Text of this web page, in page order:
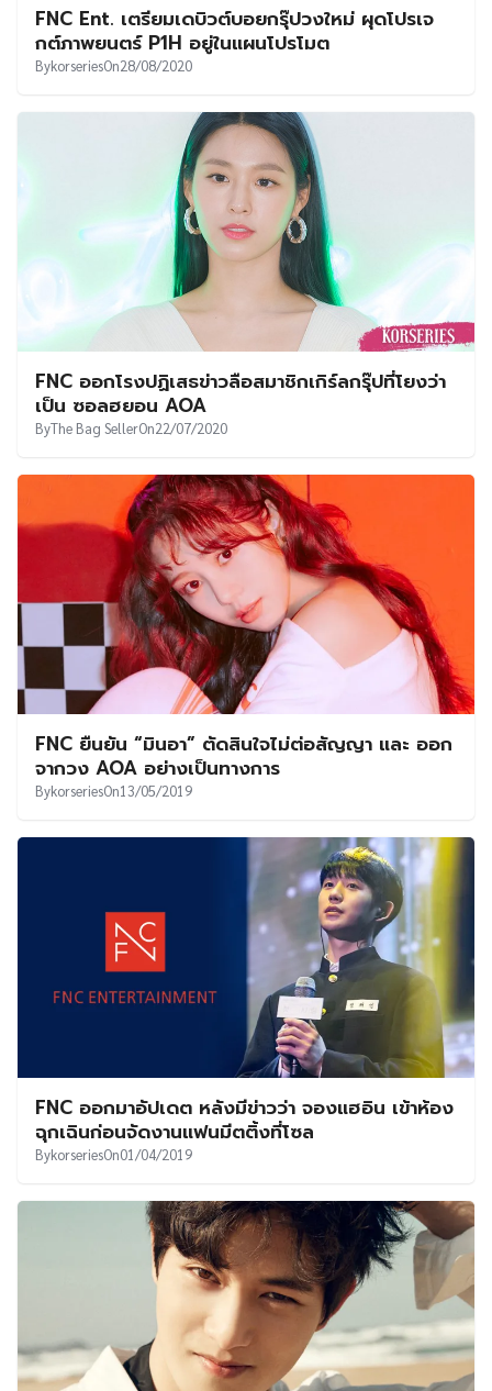
FNC Ent. เตรียมเดบิวต์บอยกรุ๊ปวงใหม่ ผุดโปรเจ
กต์ภาพยนตร์ P1H อยู่ในแผนโปรโมต
BykorseriesOn28/08/2020
FNC ออกโรงปฏิเสธข่าวลือสมาชิกเกิร์ลกรุ๊ปที่โยงว่า
เป็น ซอลฮยอน AOA
ByThe Bag SellerOn22/07/2020
FNC ยืนยัน “มินอา” ตัดสินใจไม่ต่อสัญญา และ ออก
จากวง AOA อย่างเป็นทางการ
BykorseriesOn13/05/2019
FNC ออกมาอัปเดต หลังมีข่าวว่า จองแฮอิน เข้าห้อง
ฉุกเฉินก่อนจัดงานแฟนมีตติ้งที่โซล
BykorseriesOn01/04/2019